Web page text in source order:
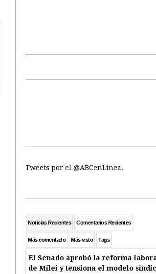
Tweets por el @ABCenLinea.
Noticias Recientes Comentarios Recientes
Más comentado Más visto Tags
El Senado aprobó la reforma
de Milei y tensiona el modelo